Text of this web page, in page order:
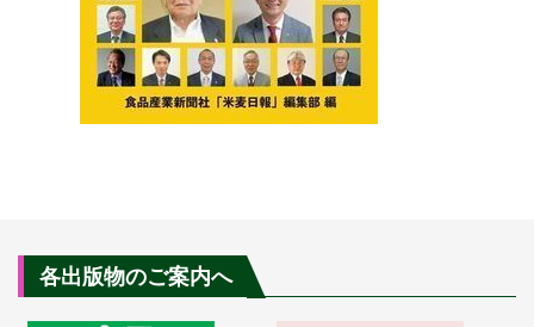
各出版物のご案内へ